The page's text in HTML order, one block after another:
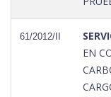
61/2012/II
EN